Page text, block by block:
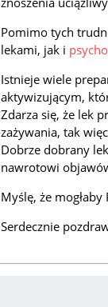
Pomimo tych
lekami, jak i
Istnieje wiele
aktywizującym,
Zdarza się, że lek
zażywania, tak
Dobrze dobrany
nawrotowi
Myślę, że
Serdecznie